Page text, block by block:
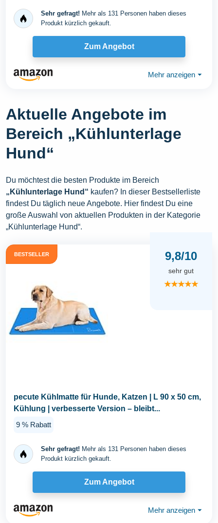
Sehr gefragt! Mehr als 131 Personen haben dieses
Produkt kürzlich gekauft.
Zum Angebot
Mehr anzeigen ⏷
Aktuelle Angebote im
Bereich „Kühlunterlage
Hund“
Du möchtest die besten Produkte im Bereich
„Kühlunterlage Hund“ kaufen? In dieser Bestsellerliste
findest Du täglich neue Angebote. Hier findest Du eine
große Auswahl von aktuellen Produkten in der Kategorie
„Kühlunterlage Hund“.
BESTSELLER 9,8/10
sehr gut
★★★★★
pecute Kühlmatte für Hunde, Katzen | L 90 x 50 cm,
Kühlung | verbesserte Version – bleibt...
9 % Rabatt
Sehr gefragt! Mehr als 131 Personen haben dieses
Produkt kürzlich gekauft.
Zum Angebot
Mehr anzeigen ⏷